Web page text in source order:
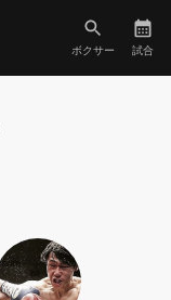
ボクサー 試合